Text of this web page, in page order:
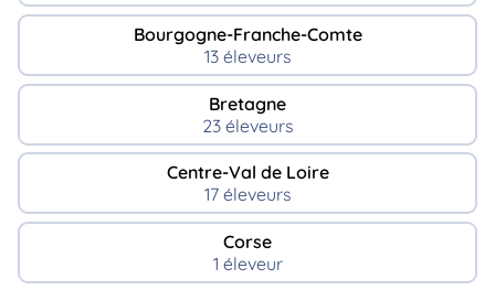
Bourgogne-Franche-Comte
13 éleveurs
Bretagne
23 éleveurs
Centre-Val de Loire
17 éleveurs
Corse
1 éleveur